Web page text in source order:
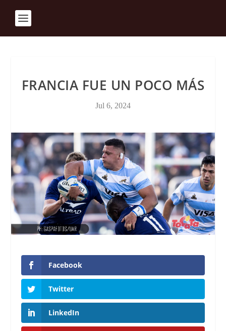
FRANCIA FUE UN POCO MÁS
Jul 6, 2024
Facebook
Twitter
LinkedIn